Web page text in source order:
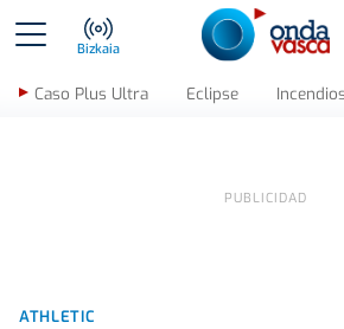
Bizkaia
Caso Plus Ultra Eclipse Incendios
ATHLETIC